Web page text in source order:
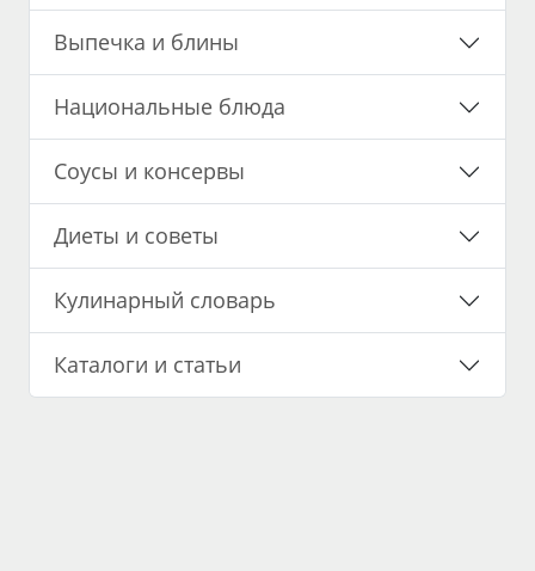
Выпечка и блины
Национальные блюда
Соусы и консервы
Диеты и советы
Кулинарный словарь
Каталоги и статьи